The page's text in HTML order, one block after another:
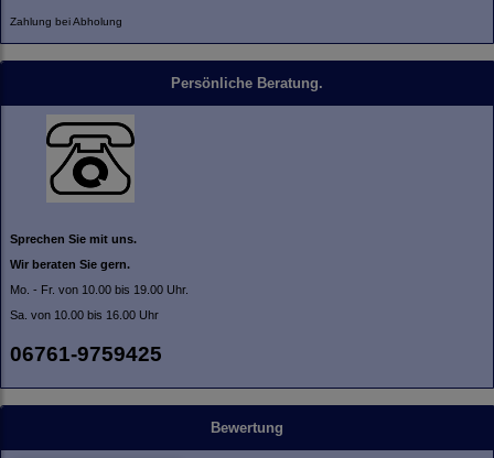
Zahlung bei Abholung
Persönliche Beratung.
Sprechen Sie mit uns.
Wir beraten Sie gern.
Mo. - Fr. von 10.00 bis 19.00 Uhr.
Sa. von 10.00 bis 16.00 Uhr
06761-9759425
Bewertung